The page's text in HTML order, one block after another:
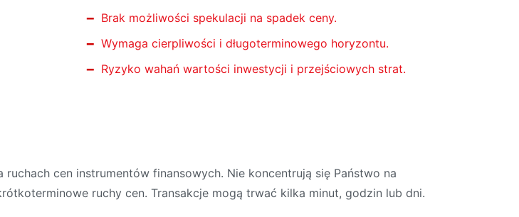
Brak możliwości spekulacji na spadek ceny.
Wymaga cierpliwości i długoterminowego horyzontu.
Ryzyko wahań wartości inwestycji i przejściowych strat.
cen instrumentów finansowych. Nie koncentrują się Państwo na
ruchy cen. Transakcje mogą trwać kilka minut, godzin lub dni.